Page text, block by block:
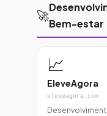
🚀
Bem-estar
📈
EleveAgora
eleveagora.com